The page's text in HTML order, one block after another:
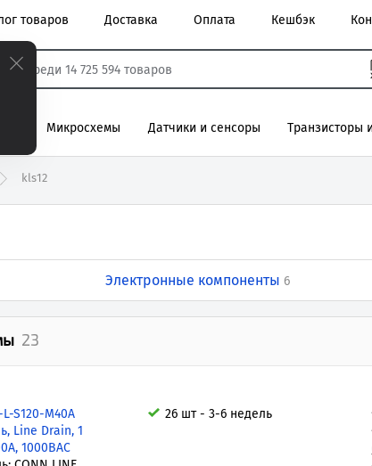
товаров Доставка Оплата Кешбэк
Микросхемы Датчики и сенсоры Транзисторы
kls12
Электронные компоненты 6
23
S120-M40A
Line Drain, 1
1000ВAC
26 шт - 3-6 недель